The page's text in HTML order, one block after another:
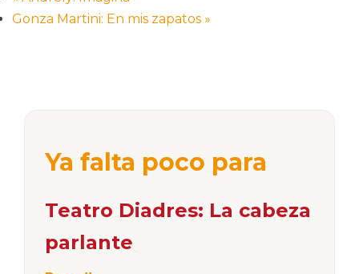
Gonza Martini: En mis zapatos »
Ya falta poco para
Teatro Diadres: La cabeza
parlante